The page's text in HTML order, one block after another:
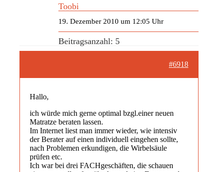
Toobi
19. Dezember 2010 um 12:05 Uhr
Beitragsanzahl: 5
#6918
Hallo,
ich würde mich gerne optimal bzgl.einer neuen
Matratze beraten lassen.
Im Internet liest man immer wieder, wie intensiv
der Berater auf einen individuell eingehen sollte,
nach Problemen erkundigen, die Wirbelsäule
prüfen etc.
Ich war bei drei FACHgeschäften, die schauen